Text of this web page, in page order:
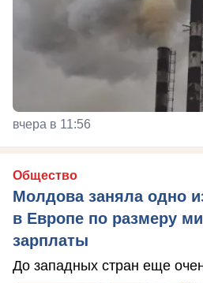
вчера в 11:56
Общество
Молдова заняла одно
в Европе по размеру
зарплаты
До западных стран еще